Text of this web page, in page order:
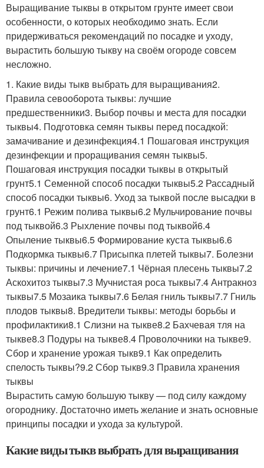
Выращивание тыквы в открытом грунте имеет свои
особенности, о которых необходимо знать. Если
придерживаться рекомендаций по посадке и уходу,
вырастить большую тыкву на своём огороде совсем
несложно.
1. Какие виды тыкв выбрать для выращивания2.
Правила севооборота тыквы: лучшие
предшественники3. Выбор почвы и места для посадки
тыквы4. Подготовка семян тыквы перед посадкой:
замачивание и дезинфекция4.1 Пошаговая инструкция
дезинфекции и проращивания семян тыквы5.
Пошаговая инструкция посадки тыквы в открытый
грунт5.1 Семенной способ посадки тыквы5.2 Рассадный
способ посадки тыквы6. Уход за тыквой после высадки в
грунт6.1 Режим полива тыквы6.2 Мульчирование почвы
под тыквой6.3 Рыхление почвы под тыквой6.4
Опыление тыквы6.5 Формирование куста тыквы6.6
Подкормка тыквы6.7 Присыпка плетей тыквы7. Болезни
тыквы: причины и лечение7.1 Чёрная плесень тыквы7.2
Аскохитоз тыквы7.3 Мучнистая роса тыквы7.4 Антракноз
тыквы7.5 Мозаика тыквы7.6 Белая гниль тыквы7.7 Гниль
плодов тыквы8. Вредители тыквы: методы борьбы и
профилактики8.1 Слизни на тыкве8.2 Бахчевая тля на
тыкве8.3 Подуры на тыкве8.4 Проволочники на тыкве9.
Сбор и хранение урожая тыкв9.1 Как определить
спелость тыквы?9.2 Сбор тыкв9.3 Правила хранения
тыквы
Вырастить самую большую тыкву — под силу каждому
огороднику. Достаточно иметь желание и знать основные
принципы посадки и ухода за культурой.
Какие виды тыкв выбрать для выращивания